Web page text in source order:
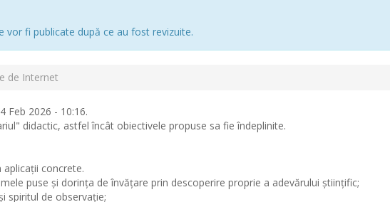
vor fi publicate după ce au fost revizuite.
de Internet
Feb 2026 - 10:16.
didactic, astfel încât obiectivele propuse sa fie îndeplinite.
concrete.
puse şi dorinţa de învăţare prin descoperire proprie a adevărului ştiinţific;
spiritul de observaţie;